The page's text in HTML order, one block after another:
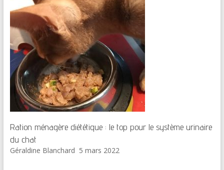
Ration ménagère diététique : le top pour le système urinaire
du chat
Géraldine Blanchard 5 mars 2022